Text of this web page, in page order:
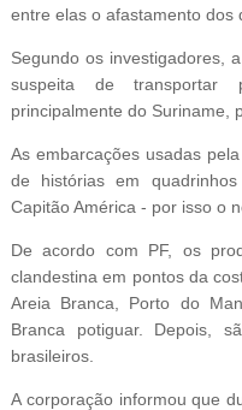
entre elas o afastamento dos
Segundo os investigadores,
suspeita de transportar
principalmente do Suriname,
As embarcações usadas
de histórias em
Capitão América - por isso o
De acordo com PF, os
clandestina em pontos da
Areia Branca, Porto do
Branca potiguar. Depois,
brasileiros.
A corporação informou que